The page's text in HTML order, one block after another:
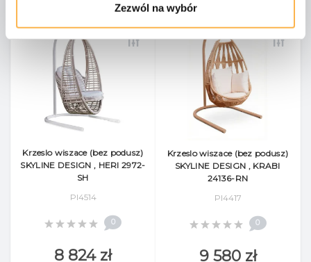
Zezwól na wybór
Krzeslo wiszace (bez podusz)
SKYLINE DESIGN , HERI 2972-
SH
Pl4514
0
8 824 zł
Krzeslo wiszace (bez podusz)
SKYLINE DESIGN , KRABI
24136-RN
Pl4417
0
9 580 zł